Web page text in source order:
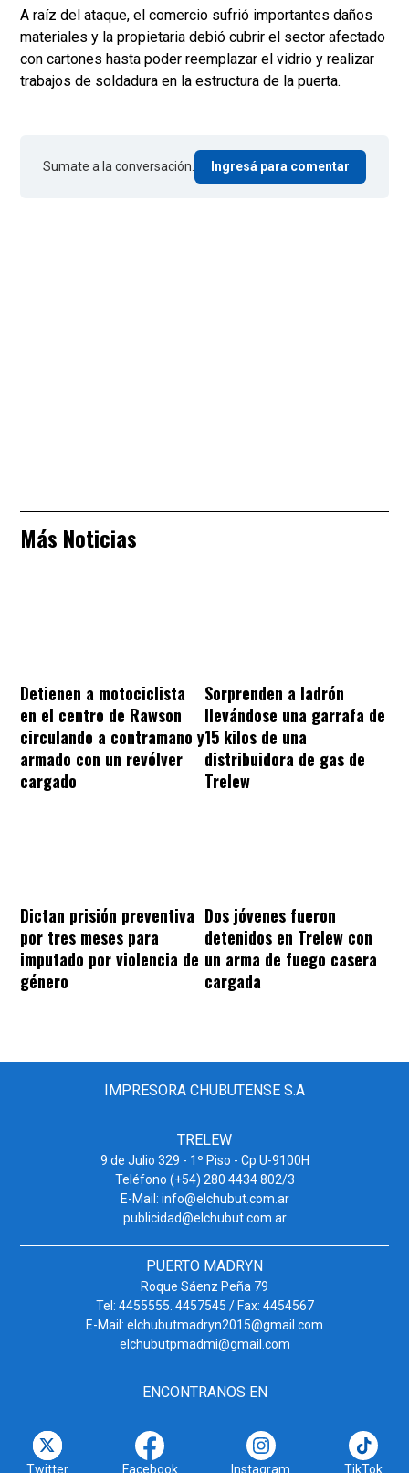
A raíz del ataque, el comercio sufrió importantes daños
materiales y la propietaria debió cubrir el sector afectado
con cartones hasta poder reemplazar el vidrio y realizar
trabajos de soldadura en la estructura de la puerta.
Sumate a la conversación. Ingresá para comentar
Más Noticias
Detienen a motociclista
en el centro de Rawson
circulando a contramano y
armado con un revólver
cargado
Sorprenden a ladrón
llevándose una garrafa de
15 kilos de una
distribuidora de gas de
Trelew
Dictan prisión preventiva
por tres meses para
imputado por violencia de
género
Dos jóvenes fueron
detenidos en Trelew con
un arma de fuego casera
cargada
IMPRESORA CHUBUTENSE S.A
TRELEW
9 de Julio 329 - 1º Piso - Cp U-9100H
Teléfono (+54) 280 4434 802/3
E-Mail: info@elchubut.com.ar
publicidad@elchubut.com.ar
PUERTO MADRYN
Roque Sáenz Peña 79
Tel: 4455555. 4457545 / Fax: 4454567
E-Mail: elchubutmadryn2015@gmail.com
elchubutpmadmi@gmail.com
ENCONTRANOS EN
Twitter Facebook Instagram TikTok